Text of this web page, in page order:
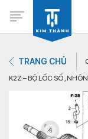
TRANG CHỦ
K2Z – BỘ LỐC SỐ ,
4